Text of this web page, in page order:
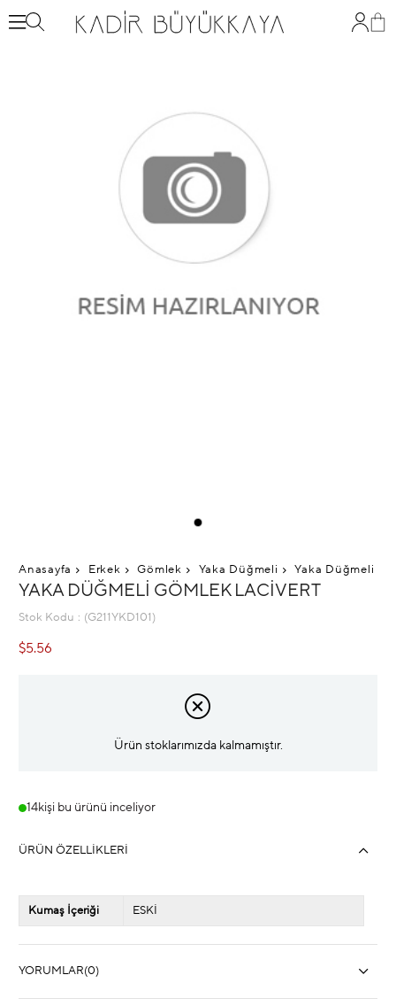
Anasayfa Erkek Gömlek Yaka Düğmeli Yaka Düğmeli
YAKA DÜĞMELI GÖMLEK LACIVERT
Stok Kodu (G211YKD101)
$5.56
Ürün stoklarımızda kalmamıştır.
14kişi bu ürünü inceliyor
ÜRÜN ÖZELLIKLERI
Kumaş İçeriği ESKİ
YORUMLAR(0)